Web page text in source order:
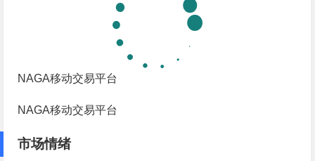
NAGA移动交易平台
NAGA移动交易平台
市场情绪